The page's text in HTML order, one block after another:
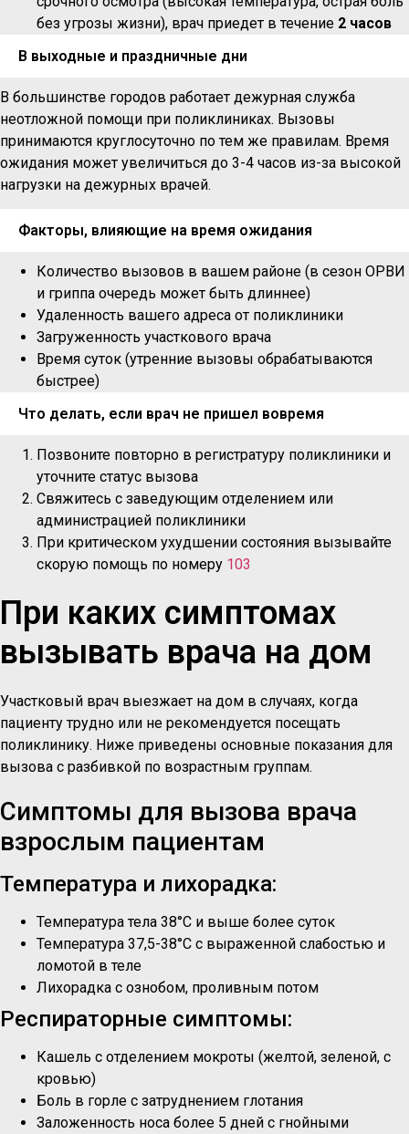
без угрозы жизни), врач приедет в течение 2 часов
В выходные и праздничные дни
В большинстве городов работает дежурная служба
неотложной помощи при поликлиниках. Вызовы
принимаются круглосуточно по тем же правилам. Время
ожидания может увеличиться до 3-4 часов из-за высокой
нагрузки на дежурных врачей.
Факторы, влияющие на время ожидания
Количество вызовов в вашем районе (в сезон ОРВИ
и гриппа очередь может быть длиннее)
Удаленность вашего адреса от поликлиники
Загруженность участкового врача
Время суток (утренние вызовы обрабатываются
быстрее)
Что делать, если врач не пришел вовремя
Позвоните повторно в регистратуру поликлиники и
уточните статус вызова
Свяжитесь с заведующим отделением или
администрацией поликлиники
При критическом ухудшении состояния вызывайте
скорую помощь по номеру 103
При каких симптомах
вызывать врача на дом
Участковый врач выезжает на дом в случаях, когда
пациенту трудно или не рекомендуется посещать
поликлинику. Ниже приведены основные показания для
вызова с разбивкой по возрастным группам.
Симптомы для вызова врача
взрослым пациентам
Температура и лихорадка:
Температура тела 38°C и выше более суток
Температура 37,5-38°C с выраженной слабостью и
ломотой в теле
Лихорадка с ознобом, проливным потом
Респираторные симптомы:
Кашель с отделением мокроты (желтой, зеленой, с
кровью)
Боль в горле с затруднением глотания
Заложенность носа более 5 дней с гнойными